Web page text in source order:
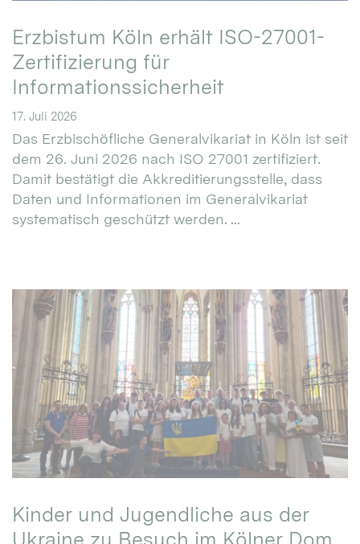
Erzbistum Köln erhält ISO-27001-
Zertifizierung für
Informationssicherheit
17. Juli 2026
Das Erzbischöfliche Generalvikariat in Köln ist seit
dem 26. Juni 2026 nach ISO 27001 zertifiziert.
Damit bestätigt die Akkreditierungsstelle, dass
Daten und Informationen im Generalvikariat
systematisch geschützt werden. ...
Kinder und Jugendliche aus der